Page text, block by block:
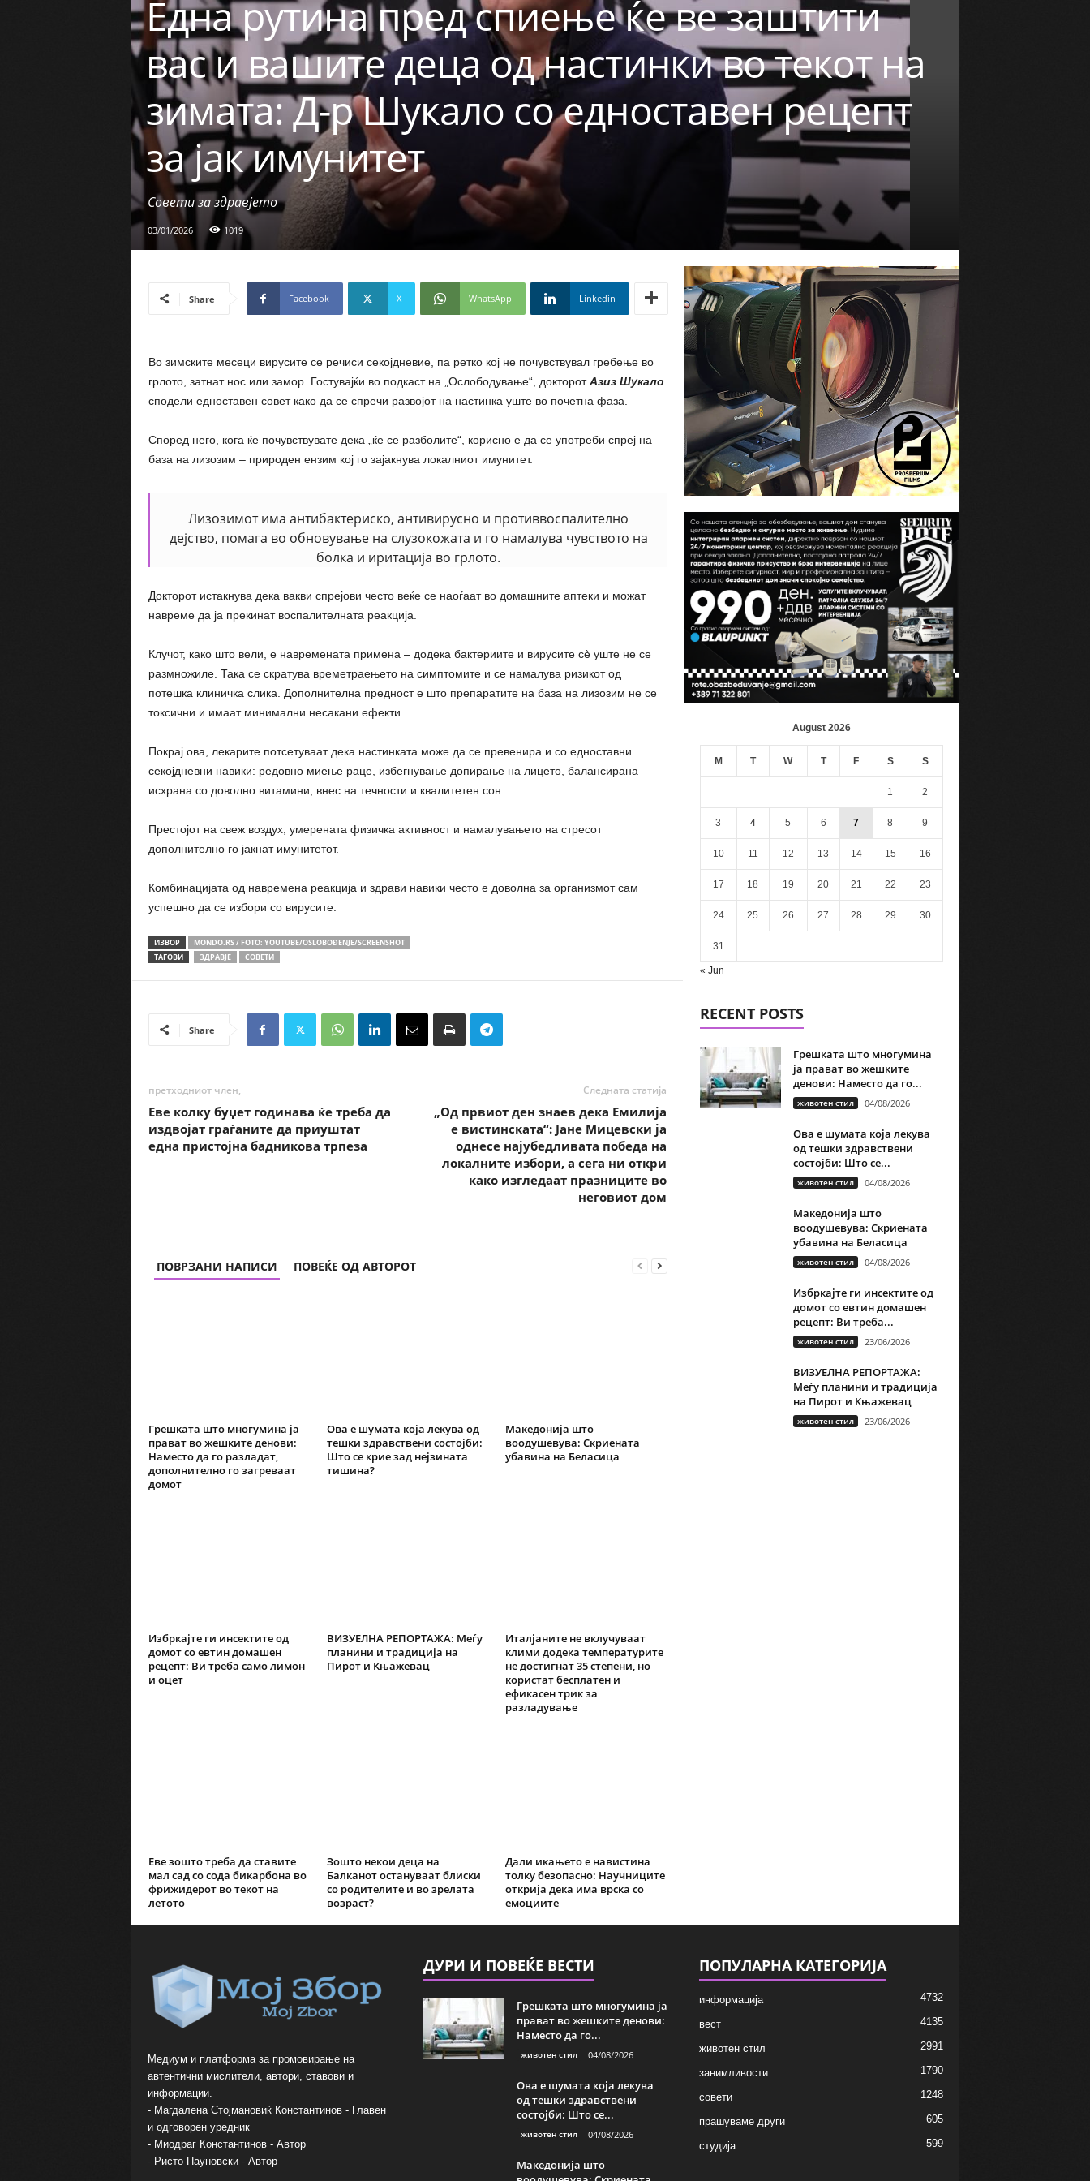
Една рутина пред спиење ќе ве заштити
вас и вашите деца од настинки во текот на
зимата: Д-р Шукало со едноставен рецепт
за јак имунитет
Совети за здравјето
03/01/2026 1019
Share Facebook X WhatsApp Linkedin
Во зимските месеци вирусите се речиси секојдневие, па ретко кој не почувствувал гребење во
грлото, затнат нос или замор. Гостувајќи во подкаст на „Ослободување“, докторотАзиз Шукало
сподели едноставен совет како да се спречи развојот на настинка уште во почетна фаза.
Според него, кога ќе почувствувате дека „ќе се разболите“, корисно е да се употреби спреј на
база на лизозим – природен ензим кој го зајакнува локалниот имунитет.
Лизозимот има антибактериско, антивирусно и противвоспалително
дејство, помага во обновување на слузокожата и го намалува чувството на
болка и иритација во грлото.
Докторот истакнува дека вакви спрејови често веќе се наоѓаат во домашните аптеки и можат
навреме да ја прекинат воспалителната реакција.
Клучот, како што вели, е навремената примена – додека бактериите и вирусите сè уште не се
размножиле. Така се скратува времетраењето на симптомите и се намалува ризикот од
потешка клиничка слика. Дополнителна предност е што препаратите на база на лизозим не се
токсични и имаат минимални несакани ефекти.
Покрај ова, лекарите потсетуваат дека настинката може да се превенира и со едноставни
секојдневни навики: редовно миење раце, избегнување допирање на лицето, балансирана
исхрана со доволно витамини, внес на течности и квалитетен сон.
Престојот на свеж воздух, умерената физичка активност и намалувањето на стресот
дополнително го јакнат имунитетот.
Комбинацијата од навремена реакција и здрави навики често е доволна за организмот сам
успешно да се избори со вирусите.
ИЗВОР
MONDO.RS / FOTO: YOUTUBE/OSLOBOĐENJE/SCREENSHOT
ТАГОВИ
ЗДРАВЈЕ СОВЕТИ
Share
претходниот член,
Еве колку буџет годинава ќе треба да
издвојат граѓаните да приуштат
една пристојна бадникова трпеза
Следната статија
„Од првиот ден знаев дека Емилија
е вистинската“: Јане Мицевски ја
однесе најубедливата победа на
локалните избори, а сега ни откри
како изгледаат празниците во
неговиот дом
ПОВРЗАНИ НАПИСИ ПОВЕЌЕ ОД АВТОРОТ
Грешката што многумина ја
прават во жешките денови:
Наместо да го разладат,
дополнително го загреваат
домот
Ова е шумата која лекува од
тешки здравствени состојби:
Што се крие зад нејзината
тишина?
Македонија што
воодушевува: Скриената
убавина на Беласица
Избркајте ги инсектите од
домот со евтин домашен
рецепт: Ви треба само лимон
и оцет
ВИЗУЕЛНА РЕПОРТАЖА: Меѓу
планини и традиција на
Пирот и Књажевац
Италјаните не вклучуваат
клими додека температурите
не достигнат 35 степени, но
користат бесплатен и
ефикасен трик за
разладување
Еве зошто треба да ставите
мал сад со сода бикарбона во
фрижидерот во текот на
летото
Зошто некои деца на
Балканот остануваат блиски
со родителите и во зрелата
возраст?
Дали икањето е навистина
толку безопасно: Научниците
открија дека има врска со
емоциите
August 2026
M T W T F S S
1 2
3 4 5 6 7 8 9
10 11 12 13 14 15 16
17 18 19 20 21 22 23
24 25 26 27 28 29 30
31
« Jun
RECENT POSTS
Грешката што многумина
ја прават во жешките
денови: Наместо да го...
животен стил 04/08/2026
Ова е шумата која лекува
од тешки здравствени
состојби: Што се...
животен стил 04/08/2026
Македонија што
воодушевува: Скриената
убавина на Беласица
животен стил 04/08/2026
Избркајте ги инсектите од
домот со евтин домашен
рецепт: Ви треба...
животен стил 23/06/2026
ВИЗУЕЛНА РЕПОРТАЖА:
Меѓу планини и традиција
на Пирот и Књажевац
животен стил 23/06/2026
Медиум и платформа за промовирање на
автентични мислители, автори, ставови и
информации.
- Магдалена Стојмановиќ Константинов - Главен
и одговорен уредник
- Миодраг Константинов - Автор
- Ристо Пауновски - Автор
ДУРИ И ПОВЕЌЕ ВЕСТИ
Грешката што многумина ја
прават во жешките денови:
Наместо да го...
животен стил 04/08/2026
Ова е шумата која лекува
од тешки здравствени
состојби: Што се...
животен стил 04/08/2026
Македонија што
ПОПУЛАРНА КАТЕГОРИЈА
информација 4732
вест 4135
животен стил 2991
занимливости 1790
совети 1248
прашуваме други 605
студија 599